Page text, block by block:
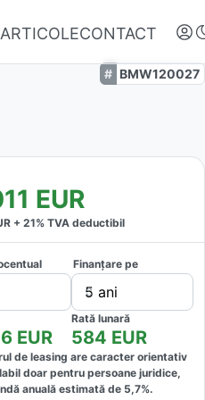
ARTICOLECONTACT
Autentifică-te
Nu ai oferte favorite
BMW120027
EUR
+ 21% TVA deductibil
Finanțare pe
5 ani
EUR
Rată lunară
584 EUR
de leasing are caracter orientativ
doar pentru persoane juridice,
anuală estimată de 5,7%.